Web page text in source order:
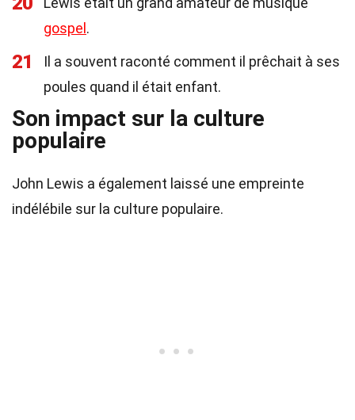
gospel .
21
Il a souvent raconté comment il prêchait à ses
poules quand il était enfant.
Son impact sur la culture
populaire
John Lewis a également laissé une empreinte
indélébile sur la culture populaire.